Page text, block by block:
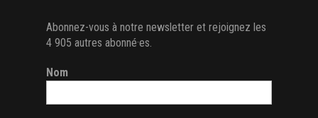
Abonnez-vous à notre newsletter et rejoignez les
4 905 autres abonné·es.
Nom